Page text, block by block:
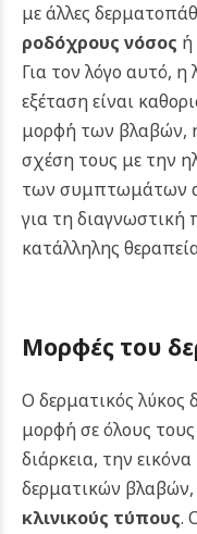
με άλλες
ροδόχρους νόσος ή
Για τον λόγο αυτό,
εξέταση είναι
μορφή των βλαβών,
σχέση τους με την
των συμπτωμάτων
για τη διαγνωστική
κατάλληλης
Μορφές του
Ο δερματικός λύκος
μορφή σε όλους
διάρκεια, την
δερματικών βλαβών,
κλινικούς τύπους.